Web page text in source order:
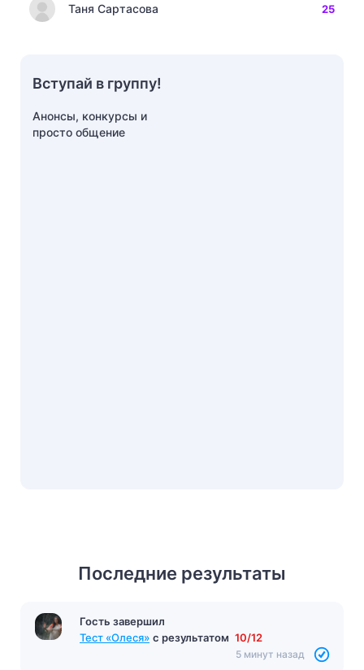
Последние результаты
Гость завершил
Тест «Олеся» с результатом 10/12
5 минут назад
Таня Сартасова 25
Вступай в группу!
Анонсы, конкурсы и
просто общение